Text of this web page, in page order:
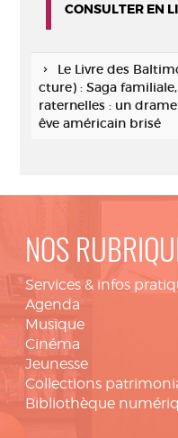
CONSULTER EN
Le Livre des
cture) : Saga
raternelles : un
êve américain brisé
NOS
Services & infos
Agenda
Musique
Cinéma
Jeunesse
Collections
Bibliothèque